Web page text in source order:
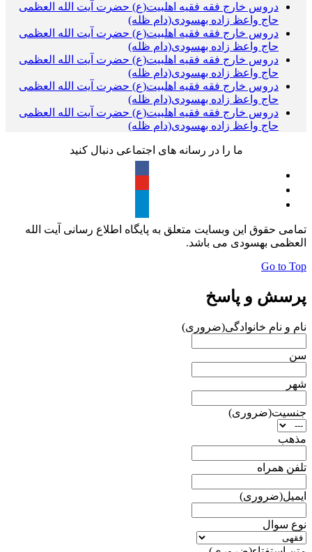
دروس خارج فقه فقیه اهلبیت(ع) حضرت آیت الله العظمی
حاج واعظ زاده بهسودی(دام ظله)
دروس خارج فقه فقیه اهلبیت(ع) حضرت آیت الله العظمی
حاج واعظ زاده بهسودی(دام ظله)
دروس خارج فقه فقیه اهلبیت(ع) حضرت آیت الله العظمی
حاج واعظ زاده بهسودی(دام ظله)
دروس خارج فقه فقیه اهلبیت(ع) حضرت آیت الله العظمی
حاج واعظ زاده بهسودی(دام ظله)
دروس خارج فقه فقیه اهلبیت(ع) حضرت آیت الله العظمی
حاج واعظ زاده بهسودی(دام ظله)
ما را در رسانه های اجتماعی دنبال کنید
تمامی حقوق این وبسایت متعلق به پایگاه اطلاع رسانی آیت الله
العظمی بهسودی می باشد.
Go to Top
پرسش و پاسخ
نام و نام خانوادگی(ضروری)
سن
شهر
جنسیت(ضروری)
مذهب
تلفن همراه
ایمیل(ضروری)
نوع سوال